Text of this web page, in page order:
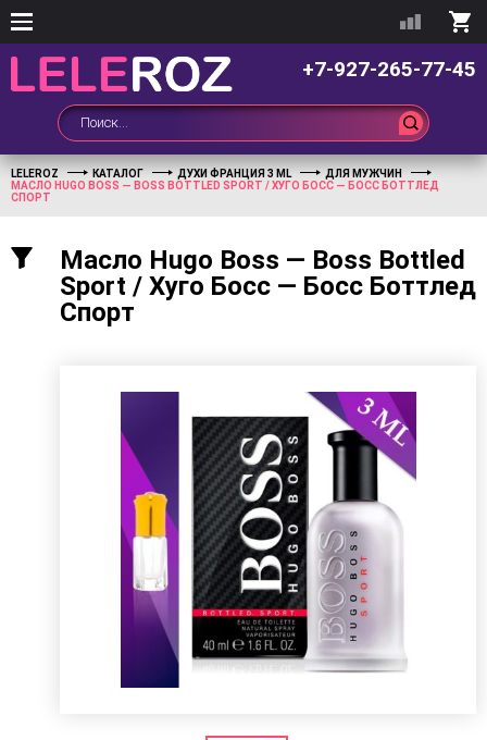
+7-927-265-77-45
LELEROZ КАТАЛОГ ДУХИ ФРАНЦИЯ 3 ML
ДЛЯ МУЖЧИН
МАСЛО HUGO BOSS — BOSS BOTTLED SPORT / ХУГО БОСС — БОСС БОТТЛЕД
СПОРТ
Масло Hugo Boss — Boss Bottled
Sport / Хуго Босс — Босс Боттлед
Спорт